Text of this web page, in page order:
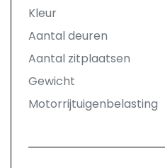
Kleur
Aantal deuren
Aantal zitplaatsen
Gewicht
Motorrijtuigenbelasting